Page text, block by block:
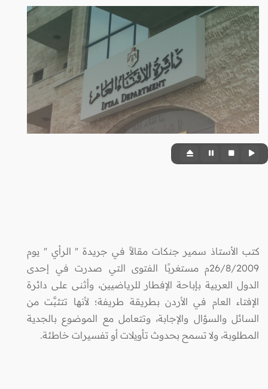
كتب الأستاذ سمير جنكات مقالاً في جريدة " الرأي " يوم
26/8/2009م مستغربًا الفتوى التي صدرت في إحدى
الدول العربية بإباحة الإفطار للرياضيين، وأثنى على دائرة
الإفتاء العام في الأردن بطريقة طريفة؛ لأنها تتثبَّت من
السائل والسؤال والإجابة، وتتعامل مع الموضوع بالجدية
المطلوبة، ولا تسمح بحدوث تأويلات أو تفسيرات خاطئة.